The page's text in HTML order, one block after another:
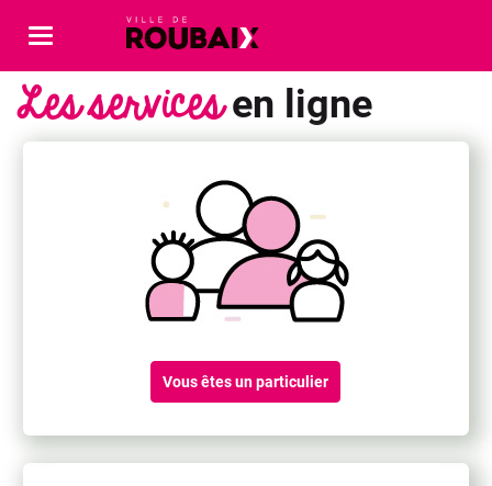
Barre
de
navigation
Les services en ligne
Vous êtes un particulier